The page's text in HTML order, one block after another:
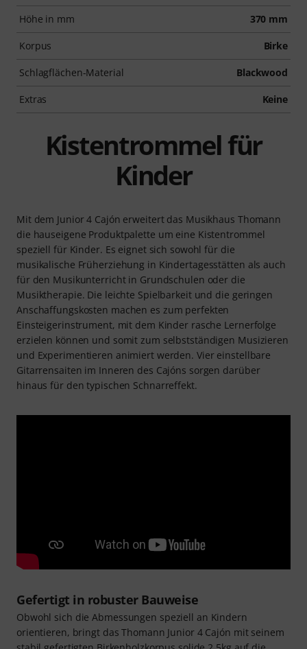
Höhe in mm 370 mm
Korpus Birke
Schlagflächen-Material Blackwood
Extras Keine
Kistentrommel für
Kinder
Mit dem Junior 4 Cajón erweitert das Musikhaus Thomann
die hauseigene Produktpalette um eine Kistentrommel
speziell für Kinder. Es eignet sich sowohl für die
musikalische Früherziehung in Kindertagesstätten als auch
für den Musikunterricht in Grundschulen oder die
Musiktherapie. Die leichte Spielbarkeit und die geringen
Anschaffungskosten machen es zum perfekten
Einsteigerinstrument, mit dem Kinder rasche Lernerfolge
erzielen können und somit zum selbstständigen Musizieren
und Experimentieren animiert werden. Vier einstellbare
Gitarrensaiten im Inneren des Cajóns sorgen darüber
hinaus für den typischen Schnarreffekt.
Gefertigt in robuster Bauweise
Obwohl sich die Abmessungen speziell an Kindern
orientieren, bringt das Thomann Junior 4 Cajón mit seinem